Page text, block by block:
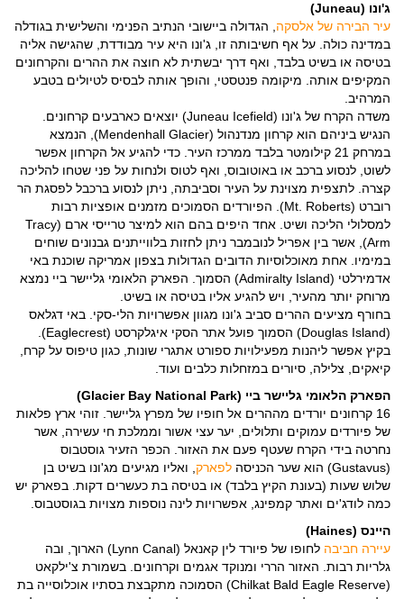
ג'ונו (Juneau)
עיר הבירה של אלסקה , הגדולה ביישובי הנתיב הפנימי והשלישית בגודלה
במדינה כולה. על אף חשיבותה זו, ג'ונו היא עיר מבודדת, שהגישה אליה
בטיסה או בשיט בלבד, ואף דרך יבשתית לא חוצה את ההרים והקרחונים
המקיפים אותה. מיקומה פנטסטי, והופך אותה לבסיס לטיולים בטבע
המרהיב.
משדה הקרח של ג'ונו (Juneau Icefield) יוצאים כארבעים קרחונים.
הנגיש ביניהם הוא קרחון מנדנהול (Mendenhall Glacier), הנמצא
במרחק 21 קילומטר בלבד ממרכז העיר. כדי להגיע אל הקרחון אפשר
לשוט, לנסוע ברכב או באוטובוס, ואף לטוס ולנחות על פני שטחו להליכה
קצרה. לתצפית מצוינת על העיר וסביבתה, ניתן לנסוע ברכבל לפסגת הר
רוברט (Mt. Roberts). הפיורדים הסמוכים מזמנים אופציות רבות
למסלולי הליכה ושיט. אחד היפים בהם הוא למיצר טרייסי ארם (Tracy
Arm), אשר בין אפריל לנובמבר ניתן לחזות בלווייתנים גבנונים שוחים
במימיו. אחת מאוכלוסיות הדובים הגדולות בצפון אמריקה שוכנת באי
אדמירלטי (Admiralty Island) הסמוך. הפארק הלאומי גליישר ביי נמצא
מרוחק יותר מהעיר, ויש להגיע אליו בטיסה או בשיט.
בחורף מציעים ההרים סביב ג'ונו מגוון אפשרויות הלי-סקי. באי דגלאס
(Douglas Island) הסמוך פועל אתר הסקי איגלקרסט (Eaglecrest).
בקיץ אפשר ליהנות מפעילויות ספורט אתגרי שונות, כגון טיפוס על קרח,
קיאקים, צלילה, סיורים במזחלות כלבים ועוד.
הפארק הלאומי גליישר ביי (Glacier Bay National Park)
16 קרחונים יורדים מההרים אל חופיו של מפרץ גליישר. זוהי ארץ פלאות
של פיורדים עמוקים ותלולים, יער עצי אשור וממלכת חי עשירה, אשר
נחרטה בידי הקרח שעטף פעם את האזור. הכפר הזעיר גוסטבוס
(Gustavus) הוא שער הכניסה
לפארק , ואליו מגיעים מג'ונו בשיט בן
שלוש שעות (בעונת הקיץ בלבד) או בטיסה בת כעשרים דקות. בפארק יש
כמה לודג'ים ואתר קמפינג, אפשרויות לינה נוספות מצויות בגוסטבוס.
היינס (Haines)
עיירה חביבה
לחופו של פיורד לין קאנאל (Lynn Canal) הארוך, ובה
גלריות רבות. האזור הררי ומנוקד אגמים וקרחונים. בשמורת צ'ילקאט
(Chilkat Bald Eagle Reserve) הסמוכה מתקבצת בסתיו אוכלוסייה בת